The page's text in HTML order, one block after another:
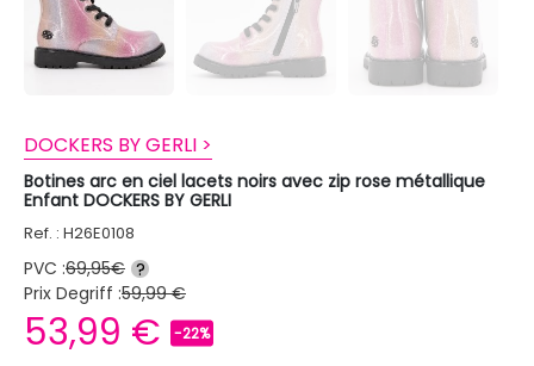
DOCKERS BY GERLI >
Botines arc en ciel lacets noirs avec zip rose métallique
Enfant DOCKERS BY GERLI
Ref. : H26E0108
PVC :69,95€ ?
Prix Degriff :59,99 €
53,99 € -22%